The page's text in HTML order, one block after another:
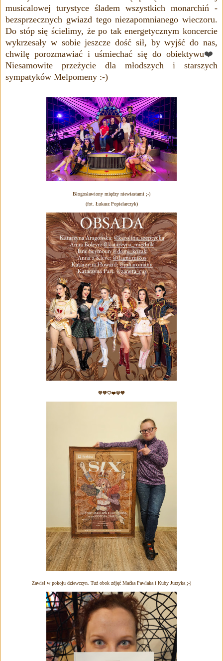
musicalowej turystyce śladem wszystkich monarchiń -
bezsprzecznych gwiazd tego niezapomnianego wieczoru.
Do stóp się ścielimy, że po tak energetycznym koncercie
wykrzesały w sobie jeszcze dość sił, by wyjść do nas,
chwilę porozmawiać i uśmiechać się do obiektywu❤️
Niesamowite przeżycie dla młodszych i starszych
sympatyków Melpomeny :-)
Błogosławiony między niewiastami ;-)
(fot. Łukasz Popielarczyk)
💛💚🤍❤️🩷💙
Zawisł w pokoju dziewczyn. Tuż obok zdjęć Maćka Pawlaka i Kuby Jurzyka ;-)